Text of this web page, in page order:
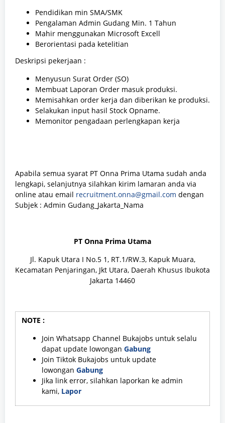
Pendidikan min SMA/SMK
Pengalaman Admin Gudang Min. 1 Tahun
Mahir menggunakan Microsoft Excell
Berorientasi pada ketelitian
Deskripsi pekerjaan :
Menyusun Surat Order (SO)
Membuat Laporan Order masuk produksi.
Memisahkan order kerja dan diberikan ke produksi.
Selakukan input hasil Stock Opname.
Memonitor pengadaan perlengkapan kerja
Apabila semua syarat PT Onna Prima Utama sudah anda
lengkapi, selanjutnya silahkan kirim lamaran anda via
online atau email recruitment.onna@gmail.com dengan
Subjek : Admin Gudang_Jakarta_Nama
PT Onna Prima Utama
Jl. Kapuk Utara I No.5 1, RT.1/RW.3, Kapuk Muara,
Kecamatan Penjaringan, Jkt Utara, Daerah Khusus Ibukota
Jakarta 14460
NOTE :
Join Whatsapp Channel Bukajobs untuk selalu
dapat update lowongan Gabung
Join Tiktok Bukajobs untuk update
lowongan Gabung
Jika link error, silahkan laporkan ke admin
kami, Lapor